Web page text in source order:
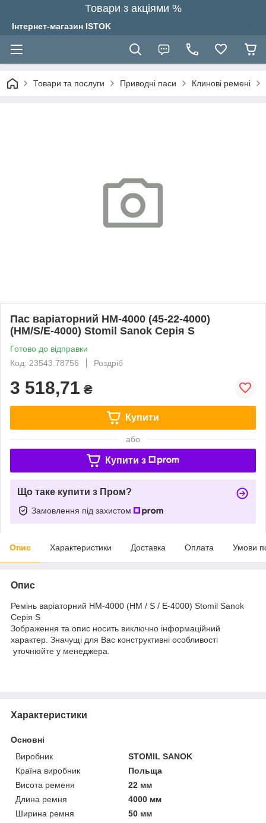
Товари з акціями %
Інтернет-магазин ISTOK
Товари та послуги Приводні паси Клинові ремені
Пас варіаторний HM-4000 (45-22-4000)
(HM/S/E-4000) Stomil Sanok Серія S
Готово до відправки
Код: 23543.78756
Роздріб
3 518,71 ₴
Купити
або
Купити з
Що таке купити з Пром?
Замовлення під захистом
Опис Характеристики Доставка Оплата Умови
Опис
Ремінь варіаторний HM-4000 (HM / S / E-4000) Stomil Sanok
Серія S
Зображення та опис носить виключно інформаційний
характер. Значущі для Вас конструктивні особливості
уточнюйте у менеджера.
Характеристики
Основні
Виробник
STOMIL SANOK
Країна виробник
Польща
Висота ременя
22 мм
Длина ремня
4000 мм
Ширина ремня
50 мм